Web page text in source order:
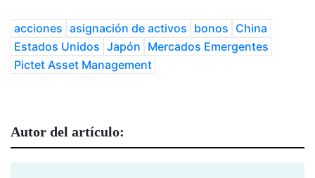
acciones asignación de activos bonos China
Estados Unidos Japón Mercados Emergentes
Pictet Asset Management
Autor del artículo: